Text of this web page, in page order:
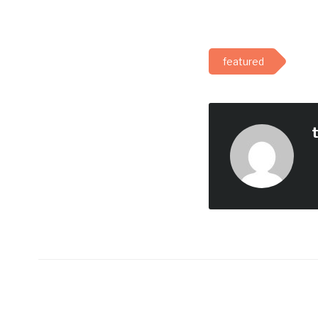
featured